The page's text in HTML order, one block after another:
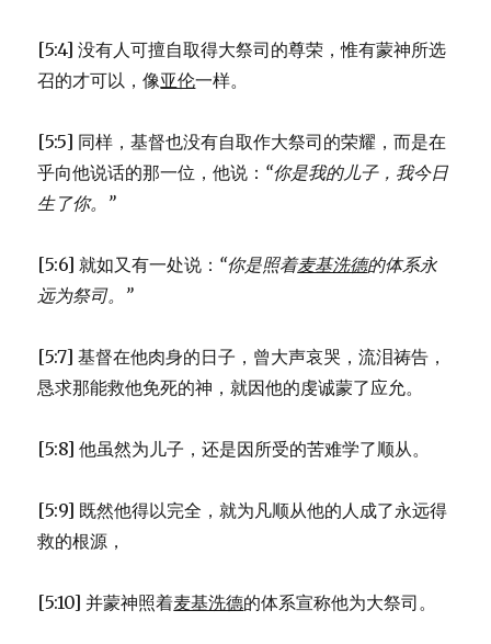
[5:4] 没有人可擅自取得大祭司的尊荣，惟有蒙神所选
召的才可以，像亚伦一样。
[5:5] 同样，基督也没有自取作大祭司的荣耀，而是在
乎向他说话的那一位，他说： “你是我的儿子， 我今日
生了你。”
[5:6] 就如又有一处说： “你是照着麦基洗德的体系永
远为祭司。”
[5:7] 基督在他肉身的日子，曾大声哀哭，流泪祷告，
恳求那能救他免死的神，就因他的虔诚蒙了应允。
[5:8] 他虽然为儿子，还是因所受的苦难学了顺从。
[5:9] 既然他得以完全，就为凡顺从他的人成了永远得
救的根源，
[5:10] 并蒙神照着麦基洗德的体系宣称他为大祭司。